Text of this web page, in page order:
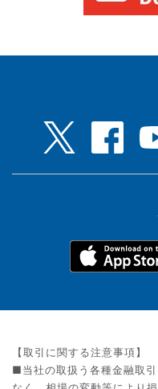
【取引に関する注意事項】
■当社の取扱う各種金融取